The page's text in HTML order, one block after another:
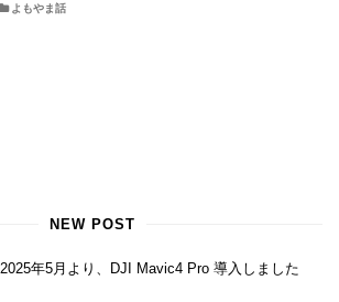
よもやま話
NEW POST
2025年5月より、DJI Mavic4 Pro 導入しました